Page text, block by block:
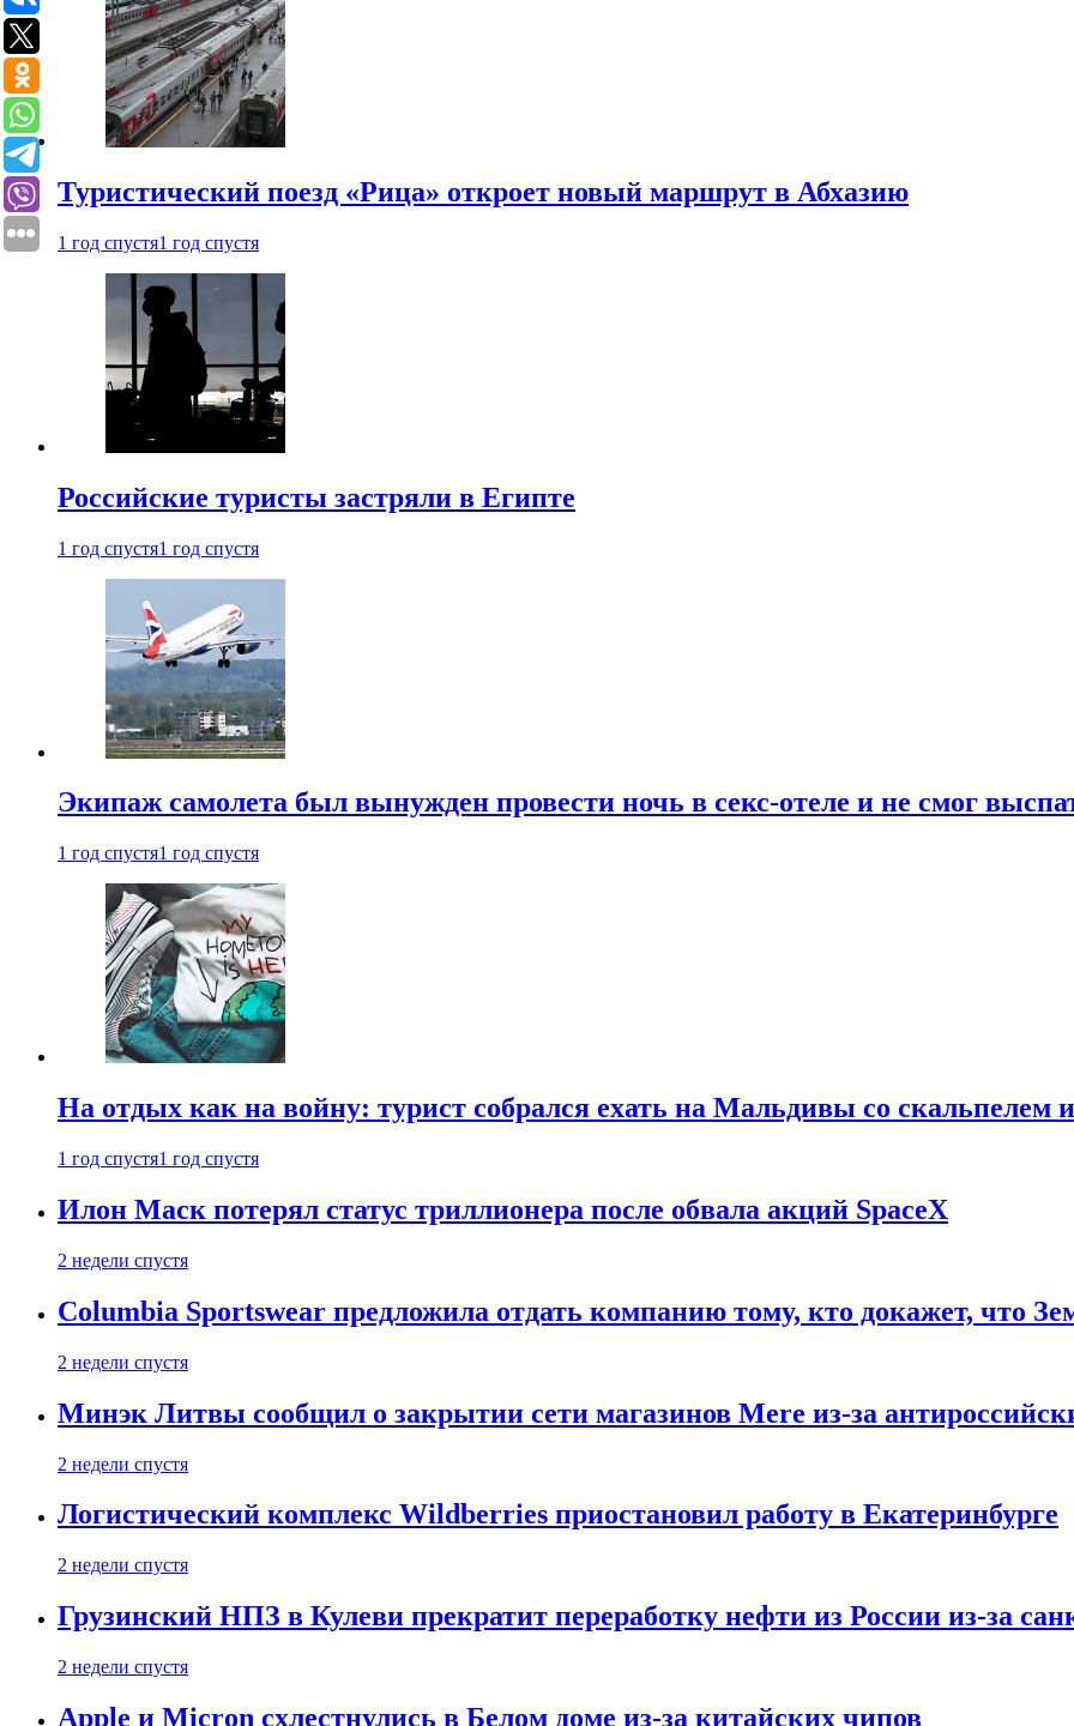
Туристический поезд «Рица» откроет новый маршрут в Абхазию
1 год спустя1 год спустя
Российские туристы застряли в Египте
1 год спустя1 год спустя
Экипаж самолета был вынужден провести ночь в секс-отеле и не смог
1 год спустя1 год спустя
На отдых как на войну: турист собрался ехать на Мальдивы со скальпелем
1 год спустя1 год спустя
Илон Маск потерял статус триллионера после обвала акций SpaceX
2 недели спустя
Columbia Sportswear предложила отдать компанию тому, кто докажет, что
2 недели спустя
Минэк Литвы сообщил о закрытии сети магазинов Mere из-за
2 недели спустя
Логистический комплекс Wildberries приостановил работу в Екатеринбурге
2 недели спустя
Грузинский НПЗ в Кулеви прекратит переработку нефти из России из-за
2 недели спустя
Apple и Micron схлестнулись в Белом доме из-за китайских чипов